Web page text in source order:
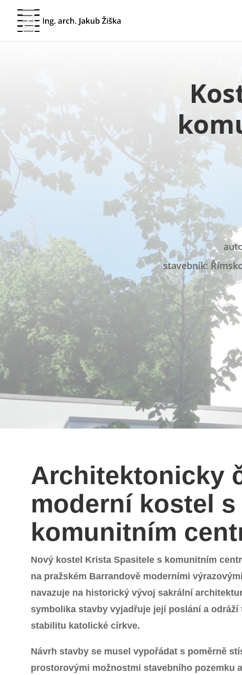
stavebník:
Architektonicky
moderní kostel s
komunitním
Nový kostel Krista Spasitele s komunitním
na pražském Barrandově moderními
navazuje na historický vývoj sakrální
symbolika stavby vyjadřuje její poslání a odráží
stabilitu katolické církve.
Návrh stavby se musel vypořádat s poměrně
prostorovými možnostmi stavebního pozemku